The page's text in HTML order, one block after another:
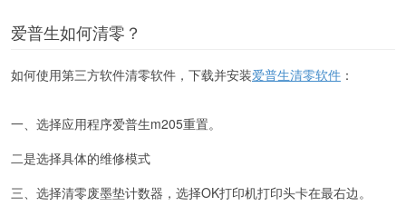
爱普生如何清零？
如何使用第三方软件清零软件，下载并安装爱普生清零软件 ：
一、选择应用程序爱普生m205重置。
二是选择具体的维修模式
三、选择清零废墨垫计数器，选择OK打印机打印头卡在最右边。